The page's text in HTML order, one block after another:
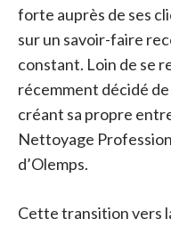
forte auprès de ses
sur un savoir-faire
constant. Loin de se
récemment décidé
créant sa propre
Nettoyage
d’Olemps.
Cette transition vers